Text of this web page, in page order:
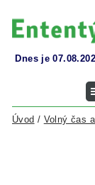
Dnes je
Úvod / Volný čas